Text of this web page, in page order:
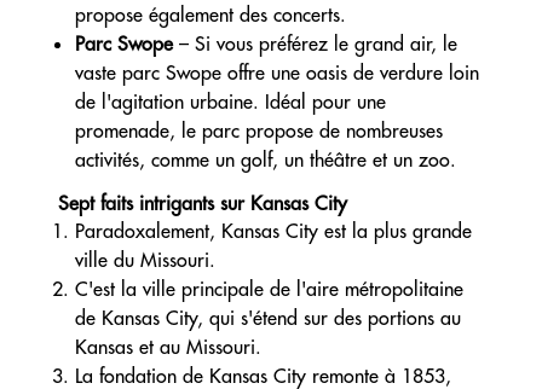
propose également des concerts.
Parc Swope– Si vous préférez le grand air, le
vaste parc Swope offre une oasis de verdure loin
de l'agitation urbaine. Idéal pour une
promenade, le parc propose de nombreuses
activités, comme un golf, un théâtre et un zoo.
Sept faits intrigants sur Kansas City
Paradoxalement, Kansas City est la plus grande
ville du Missouri.
C'est la ville principale de l'aire métropolitaine
de Kansas City, qui s'étend sur des portions au
Kansas et au Missouri.
La fondation de Kansas City remonte à 1853,